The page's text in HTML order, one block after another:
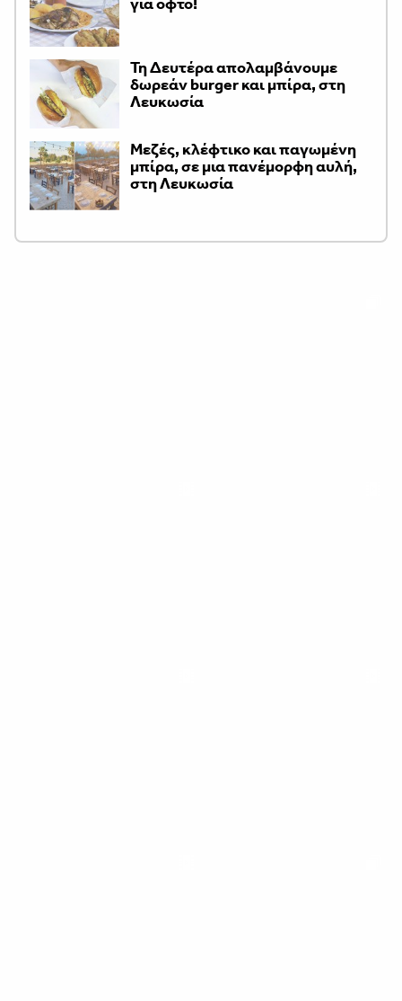
Τη Δευτέρα απολαμβάνουμε
δωρεάν burger και μπίρα, στη
Λευκωσία
Μεζές, κλέφτικο και παγωμένη
μπίρα, σε μια πανέμορφη αυλή,
στη Λευκωσία